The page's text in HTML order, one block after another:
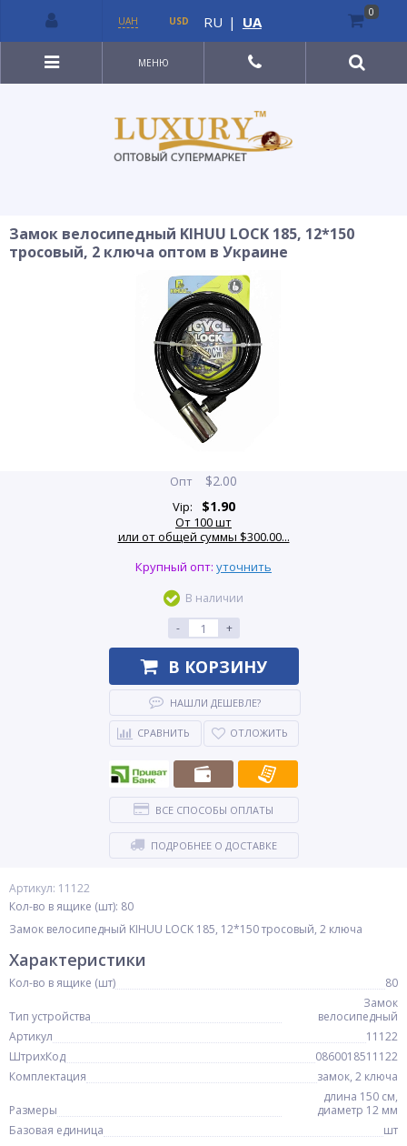
МЕНЮ
Замок велосипедный KIHUU LOCK 185, 12*150
тросовый, 2 ключа оптом в Украине
Артикул: 11122
Кол-во в ящике (шт): 80
Замок велосипедный KIHUU LOCK 185, 12*150 тросовый, 2 ключа
Опт $2.00
Vip: $1.90
От 100 шт
или от общей суммы $300.00...
Крупный опт: уточнить
В наличии
-
+
В КОРЗИНУ
НАШЛИ ДЕШЕВЛЕ?
СРАВНИТЬ ОТЛОЖИТЬ
ВСЕ СПОСОБЫ ОПЛАТЫ
ПОДРОБНЕЕ О ДОСТАВКЕ
Характеристики
Кол-во в ящике (шт) 80
Тип устройства
Замок
велосипедный
Артикул
11122
ШтрихКод
0860018511122
Комплектация
замок, 2 ключа
Размеры
длина 150 см,
диаметр 12 мм
Базовая единица
шт
UAH USD RU | UA
0